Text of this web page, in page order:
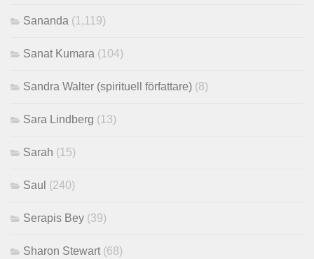
Sananda (1,119)
Sanat Kumara (104)
Sandra Walter (spirituell författare) (8)
Sara Lindberg (13)
Sarah (15)
Saul (240)
Serapis Bey (39)
Sharon Stewart (68)